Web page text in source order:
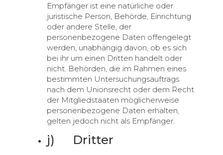
Empfänger ist eine natürliche oder
juristische Person, Behörde, Einrichtung
oder andere Stelle, der
personenbezogene Daten offengelegt
werden, unabhängig davon, ob es sich
bei ihr um einen Dritten handelt oder
nicht. Behörden, die im Rahmen eines
bestimmten Untersuchungsauftrags
nach dem Unionsrecht oder dem Recht
der Mitgliedstaaten möglicherweise
personenbezogene Daten erhalten,
gelten jedoch nicht als Empfänger.
j) Dritter